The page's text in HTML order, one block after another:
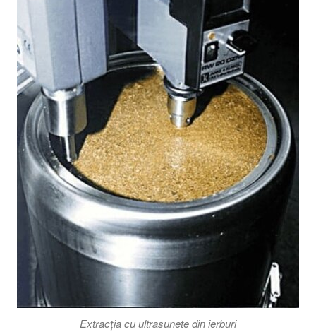
Extracția cu ultrasunete din ierburi